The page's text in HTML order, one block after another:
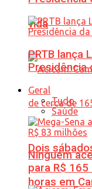
vida
Dois
horas em
PRTB lança
Presidência
Geral
Tudo
Saúde
Ninguém
para R$ 165